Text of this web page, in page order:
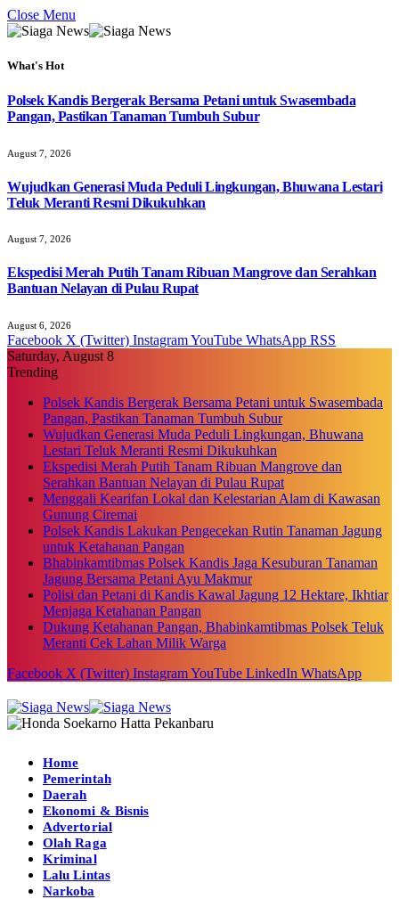
Close Menu
What's Hot
Polsek Kandis Bergerak Bersama Petani untuk Swasembada
Pangan, Pastikan Tanaman Tumbuh Subur
August 7, 2026
Wujudkan Generasi Muda Peduli Lingkungan, Bhuwana Lestari
Teluk Meranti Resmi Dikukuhkan
August 7, 2026
Ekspedisi Merah Putih Tanam Ribuan Mangrove dan Serahkan
Bantuan Nelayan di Pulau Rupat
August 6, 2026
Facebook X (Twitter) InstagramYouTube WhatsApp RSS
Saturday, August 8
Trending
Polsek Kandis Bergerak Bersama Petani untuk Swasembada
Pangan, Pastikan Tanaman Tumbuh Subur
Wujudkan Generasi Muda Peduli Lingkungan, Bhuwana
Lestari Teluk Meranti Resmi Dikukuhkan
Ekspedisi Merah Putih Tanam Ribuan Mangrove dan
Serahkan Bantuan Nelayan di Pulau Rupat
Menggali Kearifan Lokal dan Kelestarian Alam di Kawasan
Gunung Ciremai
Polsek Kandis Lakukan Pengecekan Rutin Tanaman Jagung
untuk Ketahanan Pangan
Bhabinkamtibmas Polsek Kandis Jaga Kesuburan Tanaman
Jagung Bersama Petani Ayu Makmur
Polisi dan Petani di Kandis Kawal Jagung 12 Hektare, Ikhtiar
Menjaga Ketahanan Pangan
Dukung Ketahanan Pangan, Bhabinkamtibmas Polsek Teluk
Meranti Cek Lahan Milik Warga
Facebook X (Twitter) InstagramYouTube LinkedIn WhatsApp
Home
Pemerintah
Daerah
Ekonomi & Bisnis
Advertorial
Olah Raga
Kriminal
Lalu Lintas
Narkoba